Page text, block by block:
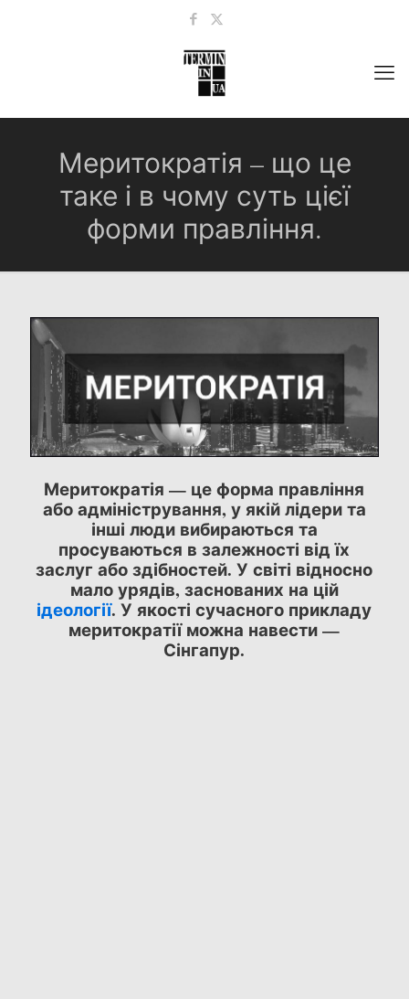
Меритократія – що це
таке і в чому суть цієї
форми правління.
Меритократія — це форма правління
або адміністрування, у якій лідери та
інші люди вибираються та
просуваються в залежності від їх
заслуг або здібностей. У світі відносно
мало урядів, заснованих на цій
ідеології. У якості сучасного прикладу
меритократії можна навести —
Сінгапур.